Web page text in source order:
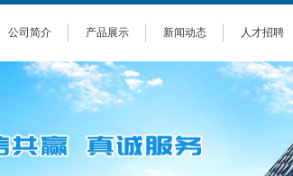
公司简介 产品展示 新闻动态 人才招聘